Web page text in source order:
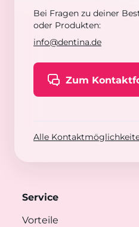
Bei Fragen zu deiner
oder Produkten:
info@dentina.de
Zum
Alle
Service
Vorteile